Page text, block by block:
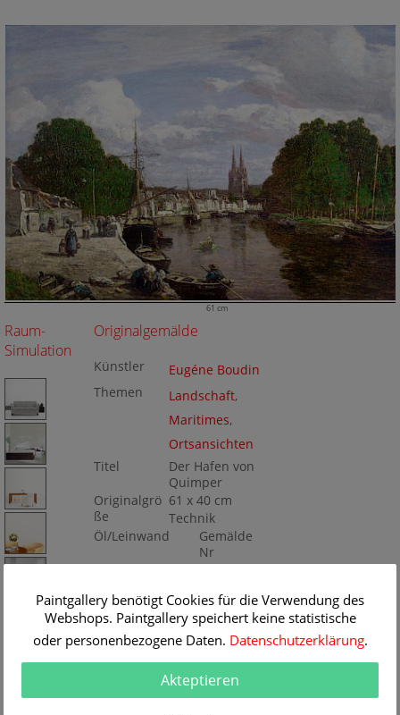
61 cm
Raum-
Simulation
Originalgemälde
Künstler
Eugéne Boudin
Themen
Landschaft,
Maritimes,
Ortsansichten
Titel
Der Hafen von
Quimper
Originalgrö
ße
61 x 40 cm
Technik
Öl/Leinwand
Gemälde
Nr
Paintgallery benötigt Cookies für die Verwendung des
Webshops. Paintgallery speichert keine statistische
oder personenbezogene Daten. Datenschutzerklärung.
Akteptieren